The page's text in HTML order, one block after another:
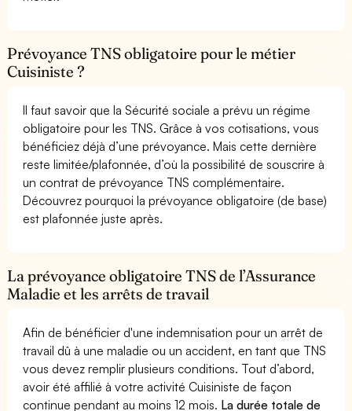
Prévoyance TNS obligatoire pour le métier
Cuisiniste ?
Il faut savoir que la Sécurité sociale a prévu un régime
obligatoire pour les TNS. Grâce à vos cotisations, vous
bénéficiez déjà d’une prévoyance. Mais cette dernière
reste limitée/plafonnée, d’où la possibilité de souscrire à
un contrat de prévoyance TNS complémentaire.
Découvrez pourquoi la prévoyance obligatoire (de base)
est plafonnée juste après.
La prévoyance obligatoire TNS de l’Assurance
Maladie et les arrêts de travail
Afin de bénéficier d'une indemnisation pour un arrêt de
travail dû à une maladie ou un accident, en tant que TNS
vous devez remplir plusieurs conditions. Tout d’abord,
avoir été affilié à votre activité Cuisiniste de façon
continue pendant au moins 12 mois. La durée totale de